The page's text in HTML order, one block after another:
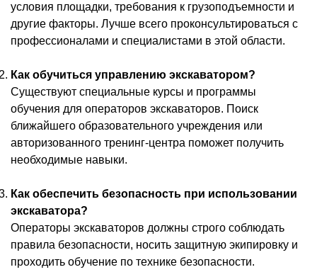
условия площадки, требования к грузоподъемности и
другие факторы. Лучше всего проконсультироваться с
профессионалами и специалистами в этой области.
Как обучиться управлению экскаватором?
Существуют специальные курсы и программы
обучения для операторов экскаваторов. Поиск
ближайшего образовательного учреждения или
авторизованного тренинг-центра поможет получить
необходимые навыки.
Как обеспечить безопасность при использовании
экскаватора?
Операторы экскаваторов должны строго соблюдать
правила безопасности, носить защитную экипировку и
проходить обучение по технике безопасности.